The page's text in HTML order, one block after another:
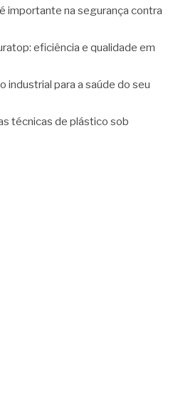
importante na segurança contra
eficiência e qualidade em
industrial para a saúde do seu
técnicas de plástico sob